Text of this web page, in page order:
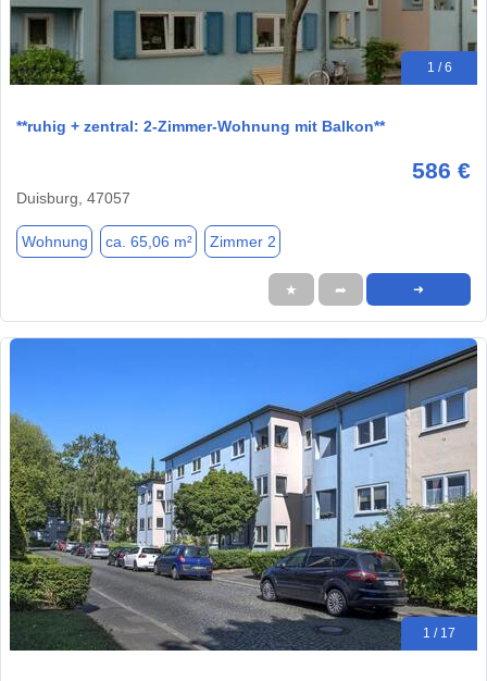
1 / 6
**ruhig + zentral: 2-Zimmer-Wohnung mit Balkon**
586 €
Duisburg, 47057
Wohnung ca. 65,06 m² Zimmer 2
★ ➦ ➜
1 / 17